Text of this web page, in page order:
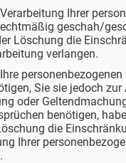
Ihrer
geschah/
Löschung die
verlangen.
Sie sie jedoch zur
oder
benötigen,
die
Ihrer